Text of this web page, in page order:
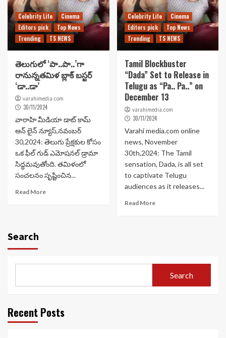
Celebrity Life
Cinema
Editors pick
Top News
Trending
TS NEWS
తెలుగులో ‘పా..పా..’గా
రానున్నతమిళ బ్లాక్ బ‌స్ట‌ర్
‘డా..డా’
varahimedia.com
30/11/2024
వారాహి మీడియా డాట్ కామ్
ఆన్ లైన్ న్యూస్,నవంబర్
30,2024: తెలుగు ప్రేక్షకుల కోసం
ఒక ఫీల్ గుడ్ ఎమోషనల్ డ్రామా
సిద్ధమవుతోంది. తమిళంలో
సంచలనం సృష్టించిన...
Read More
Celebrity Life
Cinema
Editors pick
Top News
Trending
TS NEWS
Tamil Blockbuster
“Dada” Set to Release in
Telugu as “Pa.. Pa..” on
December 13
varahimedia.com
30/11/2024
Varahi media.com online
news, November
30th,2024: The Tamil
sensation, Dada, is all set
to captivate Telugu
audiences as it releases...
Read More
Search
Search
Recent Posts